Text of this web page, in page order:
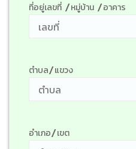
ที่อยู่เลขที่ /หมู่บ้าน /อาคาร
ตำบล/แขวง
อำเภอ/เขต